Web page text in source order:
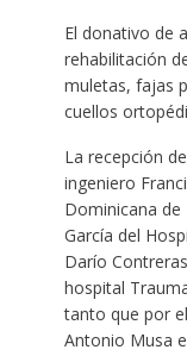
El donativo de
rehabilitación
muletas, fajas
cuellos
La recepción
ingeniero
Dominicana
García del
Darío
hospital
tanto que por
Antonio Musa